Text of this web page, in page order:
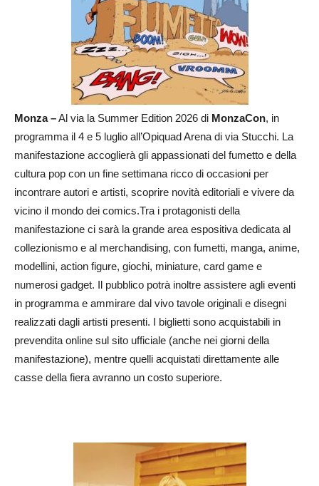
Monza –Al via la Summer Edition 2026 di MonzaCon, in
programma il 4 e 5 luglio all’Opiquad Arena di via Stucchi. La
manifestazione accoglierà gli appassionati del fumetto e della
cultura pop con un fine settimana ricco di occasioni per
incontrare autori e artisti, scoprire novità editoriali e vivere da
vicino il mondo dei comics.Tra i protagonisti della
manifestazione ci sarà la grande area espositiva dedicata al
collezionismo e al merchandising, con fumetti, manga, anime,
modellini, action figure, giochi, miniature, card game e
numerosi gadget. Il pubblico potrà inoltre assistere agli eventi
in programma e ammirare dal vivo tavole originali e disegni
realizzati dagli artisti presenti. I biglietti sono acquistabili in
prevendita online sul sito ufficiale (anche nei giorni della
manifestazione), mentre quelli acquistati direttamente alle
casse della fiera avranno un costo superiore.